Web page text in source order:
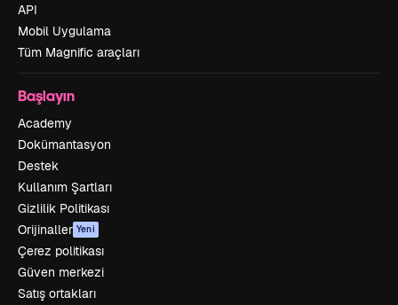
API
Mobil Uygulama
Tüm Magnific araçları
Başlayın
Academy
Dokümantasyon
Destek
Kullanım Şartları
Gizlilik Politikası
Orijinaller Yeni
Çerez politikası
Güven merkezi
Satış ortakları